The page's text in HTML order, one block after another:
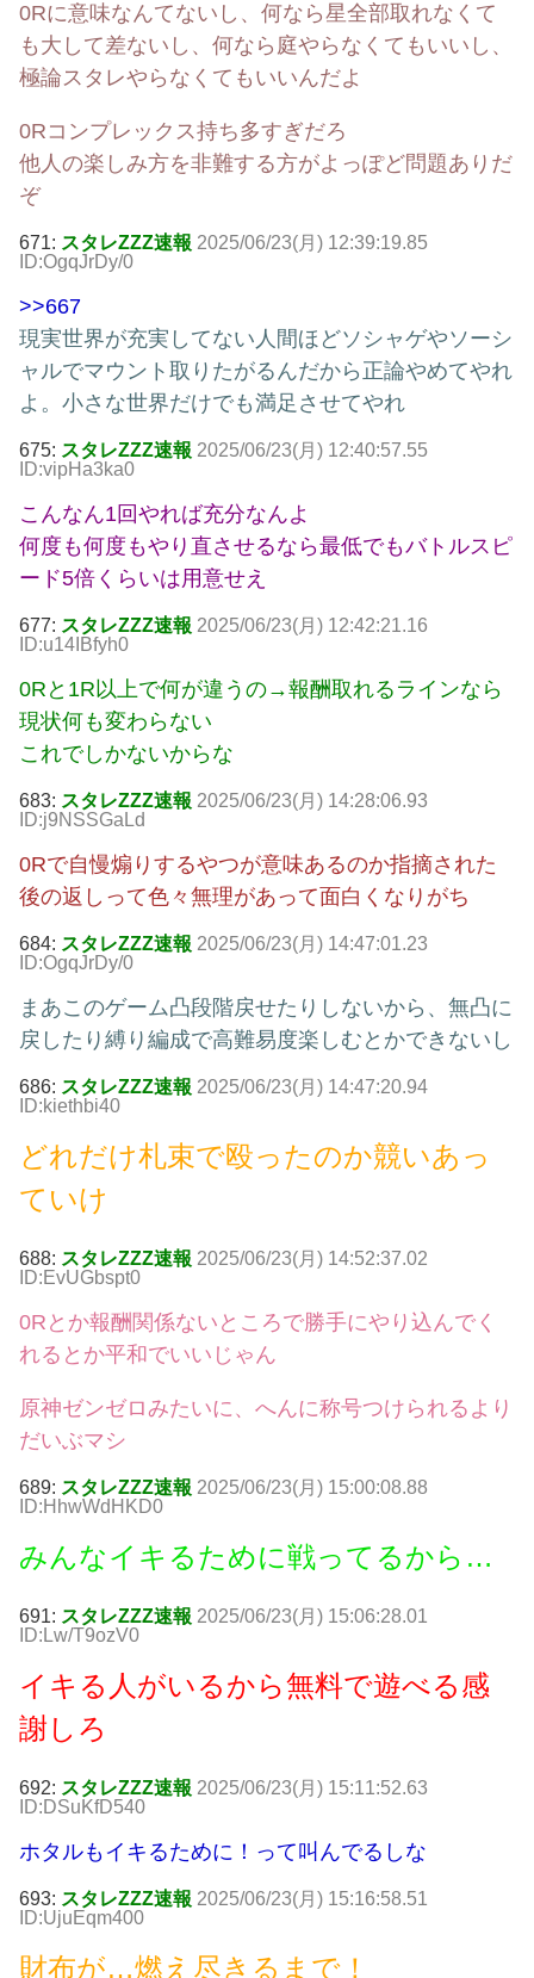
0Rに意味なんてないし、何なら星全部取れなくて
も大して差ないし、何なら庭やらなくてもいいし、
極論スタレやらなくてもいいんだよ
0Rコンプレックス持ち多すぎだろ
他人の楽しみ方を非難する方がよっぽど問題ありだ
ぞ
671: スタレZZZ速報 2025/06/23(月) 12:39:19.85
ID:OgqJrDy/0
>>667
現実世界が充実してない人間ほどソシャゲやソーシ
ャルでマウント取りたがるんだから正論やめてやれ
よ。小さな世界だけでも満足させてやれ
675: スタレZZZ速報 2025/06/23(月) 12:40:57.55
ID:vipHa3ka0
こんなん1回やれば充分なんよ
何度も何度もやり直させるなら最低でもバトルスピ
ード5倍くらいは用意せえ
677: スタレZZZ速報 2025/06/23(月) 12:42:21.16
ID:u14IBfyh0
0Rと1R以上で何が違うの→報酬取れるラインなら
現状何も変わらない
これでしかないからな
683: スタレZZZ速報 2025/06/23(月) 14:28:06.93
ID:j9NSSGaLd
0Rで自慢煽りするやつが意味あるのか指摘された
後の返しって色々無理があって面白くなりがち
684: スタレZZZ速報 2025/06/23(月) 14:47:01.23
ID:OgqJrDy/0
まあこのゲーム凸段階戻せたりしないから、無凸に
戻したり縛り編成で高難易度楽しむとかできないし
686: スタレZZZ速報 2025/06/23(月) 14:47:20.94
ID:kiethbi40
どれだけ札束で殴ったのか競いあっ
ていけ
688: スタレZZZ速報 2025/06/23(月) 14:52:37.02
ID:EvUGbspt0
0Rとか報酬関係ないところで勝手にやり込んでく
れるとか平和でいいじゃん
原神ゼンゼロみたいに、へんに称号つけられるより
だいぶマシ
689: スタレZZZ速報 2025/06/23(月) 15:00:08.88
ID:HhwWdHKD0
みんなイキるために戦ってるから…
691: スタレZZZ速報 2025/06/23(月) 15:06:28.01
ID:Lw/T9ozV0
イキる人がいるから無料で遊べる感
謝しろ
692: スタレZZZ速報 2025/06/23(月) 15:11:52.63
ID:DSuKfD540
ホタルもイキるために！って叫んでるしな
693: スタレZZZ速報 2025/06/23(月) 15:16:58.51
ID:UjuEqm400
財布が…燃え尽きるまで！